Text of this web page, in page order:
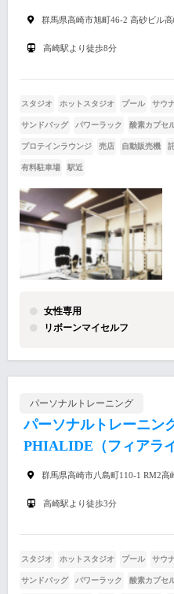
群馬県高崎市旭町46-2 高砂ビル
高崎駅より徒歩8分
スタジオ ホットスタジオ プール サウ
サンドバッグ パワーラック 酸素カプセ
プロテインラウンジ 売店 自動販売機
有料駐車場 駅近
女性専用
リボーンマイセルフ
パーソナルトレーニング
パーソナルトレーニン
PHIALIDE（フィアラ
群馬県高崎市八島町110-1 RM2高
高崎駅より徒歩3分
スタジオ ホットスタジオ プール サウ
サンドバッグ パワーラック 酸素カプセ